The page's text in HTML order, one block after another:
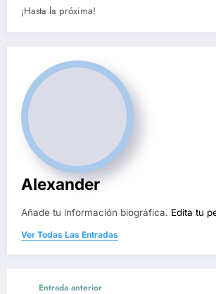
¡Hasta la próxima!
Alexander
Añade tu información biográfica. Edita tu
Ver Todas Las Entradas
Entrada anterior